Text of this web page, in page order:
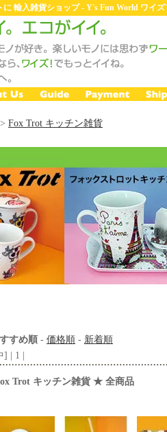
に 輸入雑貨ショップ - Y's Fun World ワイ
> Fox Trot キッチン雑貨
すめ順 - 価格順 - 新着順
] | 1 |
Trot キッチン雑貨 ★ 全商品